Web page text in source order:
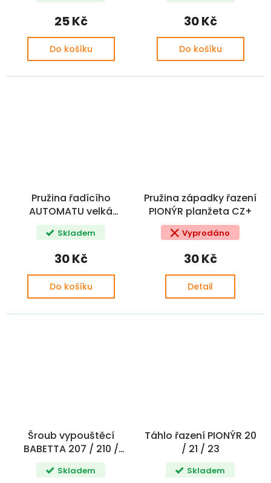
25 Kč
Do košíku
30 Kč
Do košíku
Pružina řadícího
AUTOMATU velká
aretační PIONÝR
Skladem
30 Kč
Do košíku
Pružina západky řazení
PIONÝR planžeta CZ+
Vyprodáno
30 Kč
Detail
Šroub vypouštěcí
BABETTA 207 / 210 /
dorazu AUTOMAT
řazení PIONÝR
Skladem
Táhlo řazení PIONÝR 20
/ 21 / 23
Skladem